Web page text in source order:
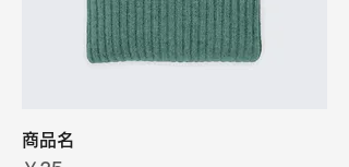
商品名